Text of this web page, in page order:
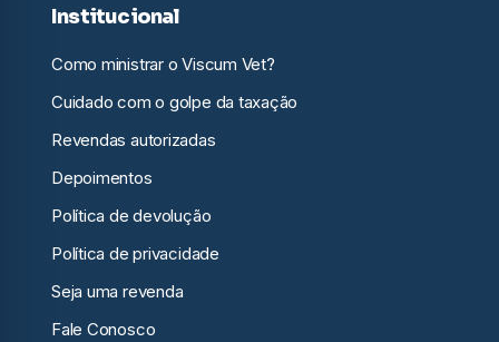
Institucional
Como ministrar o Viscum Vet?
Cuidado com o golpe da taxação
Revendas autorizadas
Depoimentos
Política de devolução
Política de privacidade
Seja uma revenda
Fale Conosco